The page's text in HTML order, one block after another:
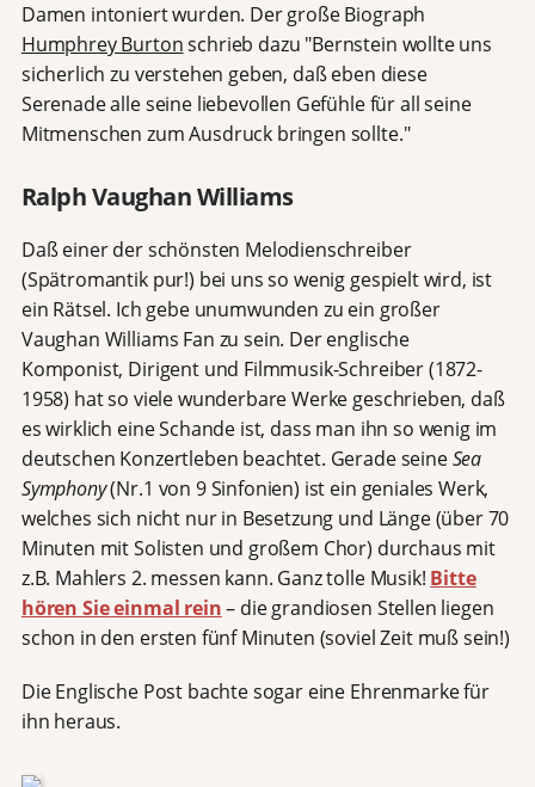
Damen intoniert wurden. Der große Biograph
Humphrey Burtonschrieb dazu "Bernstein wollte uns
sicherlich zu verstehen geben, daß eben diese
Serenade alle seine liebevollen Gefühle für all seine
Mitmenschen zum Ausdruck bringen sollte."
Ralph Vaughan Williams
Daß einer der schönsten Melodienschreiber
(Spätromantik pur!) bei uns so wenig gespielt wird, ist
ein Rätsel. Ich gebe unumwunden zu ein großer
Vaughan Williams Fan zu sein. Der englische
Komponist, Dirigent und Filmmusik-Schreiber (1872-
1958) hat so viele wunderbare Werke geschrieben, daß
es wirklich eine Schande ist, dass man ihn so wenig im
deutschen Konzertleben beachtet. Gerade seineSea
Symphony(Nr.1 von 9 Sinfonien) ist ein geniales Werk,
welches sich nicht nur in Besetzung und Länge (über 70
Minuten mit Solisten und großem Chor) durchaus mit
z.B. Mahlers 2. messen kann. Ganz tolle Musik! Bitte
hören Sie einmal rein– die grandiosen Stellen liegen
schon in den ersten fünf Minuten (soviel Zeit muß sein!)
Die Englische Post bachte sogar eine Ehrenmarke für
ihn heraus.